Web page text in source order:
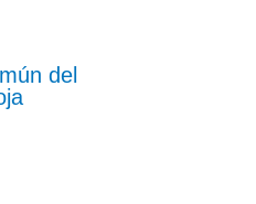
del